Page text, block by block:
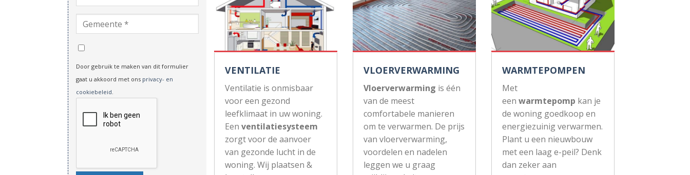
Door gebruik te maken van dit formulier
gaat u akkoord met ons privacy- en
cookiebeleid
VENTILATIE
Ventilatie is onmisbaar
voor een gezond
leefklimaat in uw woning.
Een ventilatiesysteem
zorgt voor de aanvoer
van gezonde lucht in de
woning. Wij plaatsen &
VLOERVERWARMING
Vloerverwarming is één
van de meest
comfortabele manieren
om te verwarmen. De prijs
van vloerverwarming,
voordelen en nadelen
leggen we u graag
WARMTEPOMPEN
Met
een warmtepomp kan je
de woning goedkoop en
energiezuinig verwarmen.
Plant u een nieuwbouw
met een laag e-peil? Denk
dan zeker aan